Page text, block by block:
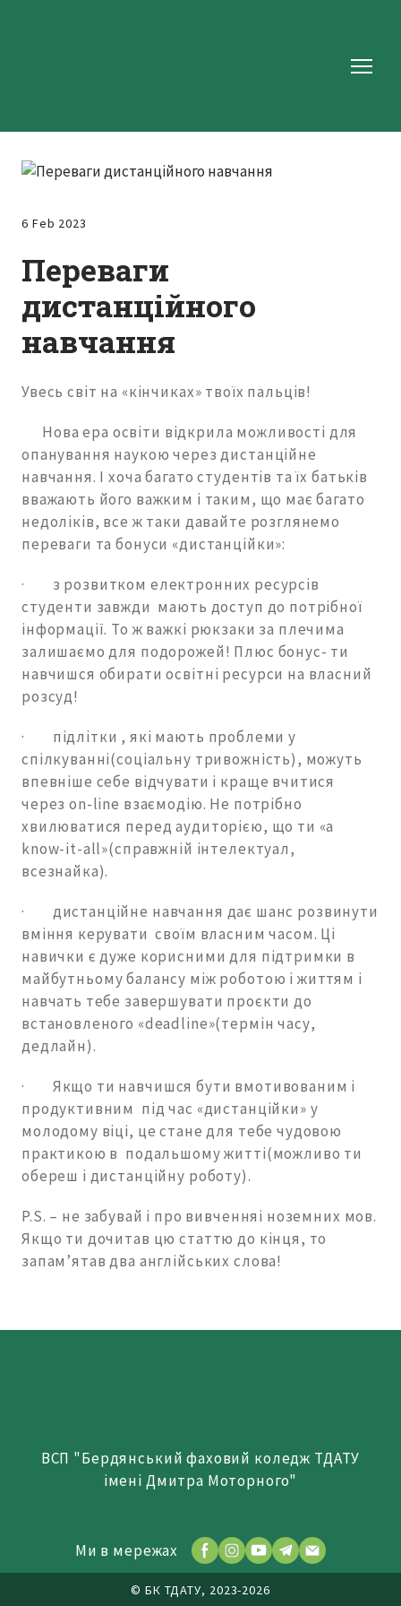
6 Feb 2023
Переваги
дистанційного
навчання
Увесь світ на «кінчиках» твоїх пальців!
Нова ера освіти відкрила можливості для
опанування наукою через дистанційне
навчання. І хоча багато студентів та їх батьків
вважають його важким і таким, що має багато
недоліків, все ж таки давайте розглянемо
переваги та бонуси «дистанційки»:
· з розвитком електронних ресурсів
студенти завжди мають доступ до потрібної
інформації. То ж важкі рюкзаки за плечима
залишаємо для подорожей! Плюс бонус- ти
навчишся обирати освітні ресурси на власний
розсуд!
· підлітки , які мають проблеми у
спілкуванні(соціальну тривожність), можуть
впевніше себе відчувати і краще вчитися
через on-line взаємодію. Не потрібно
хвилюватися перед аудиторією, що ти «a
know-it-all»(справжній інтелектуал,
всезнайка).
· дистанційне навчання дає шанс розвинути
вміння керувати своїм власним часом. Ці
навички є дуже корисними для підтримки в
майбутньому балансу між роботою і життям і
навчать тебе завершувати проєкти до
встановленого «deadline»(термін часу,
дедлайн).
· Якщо ти навчишся бути вмотивованим і
продуктивним під час «дистанційки» у
молодому віці, це стане для тебе чудовою
практикою в подальшому житті(можливо ти
обереш і дистанційну роботу).
P.S. – не забувай і про вивченняі ноземних мов.
Якщо ти дочитав цю статтю до кінця, то
запам’ятав два англійських слова!
ВСП "Бердянський фаховий коледж ТДАТУ
імені Дмитра Моторного"
Ми в мережах
© БК ТДАТУ, 2023-2026